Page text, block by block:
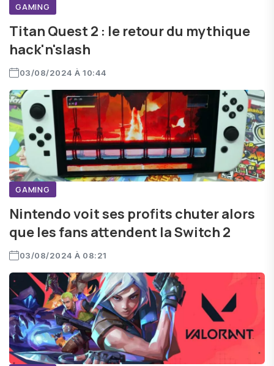
GAMING
Titan Quest 2 : le retour du mythique
hack'n'slash
03/08/2024 À 10:44
GAMING
Nintendo voit ses profits chuter alors
que les fans attendent la Switch 2
03/08/2024 À 08:21